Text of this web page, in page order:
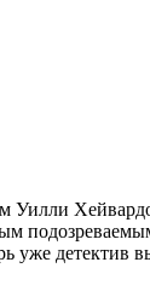
уже детектив